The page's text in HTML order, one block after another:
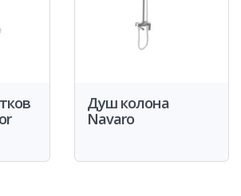
Душ колона
Navaro